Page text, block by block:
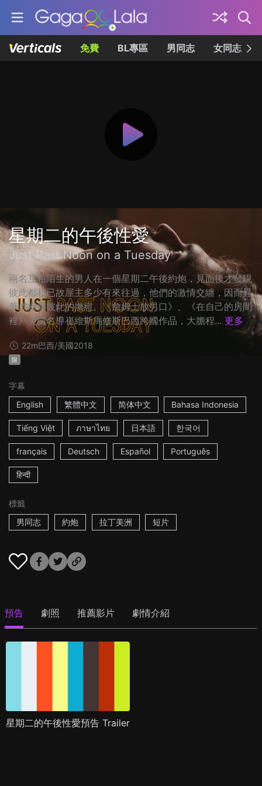
免費 BL專區 男同志 女同志
星期二的午後性愛
Just Past Noon on a Tuesday
兩名互相陌生的男人在一個星期二午後約炮，見面後才發現
彼此都和已故屋主多少有來往過，他們的激情交纏，因而昇
華成療癒彼此的撫慰。《詹姆士放男口》、《在自己的房間
裡》美國名導崔維斯馬修斯巴西跨國作品，大膽程... 更多
22m巴西/美國2018
限
字幕
English
繁體中文 简体中文 Bahasa Indonesia
Tiếng Việt ภาษาไทย 日本語 한국어
français Deutsch Español Português
हिन्दी
標籤
男同志
約炮 拉丁美洲 短片
預告 劇照 推薦影片 劇情介紹
星期二的午後性愛預告 Trailer